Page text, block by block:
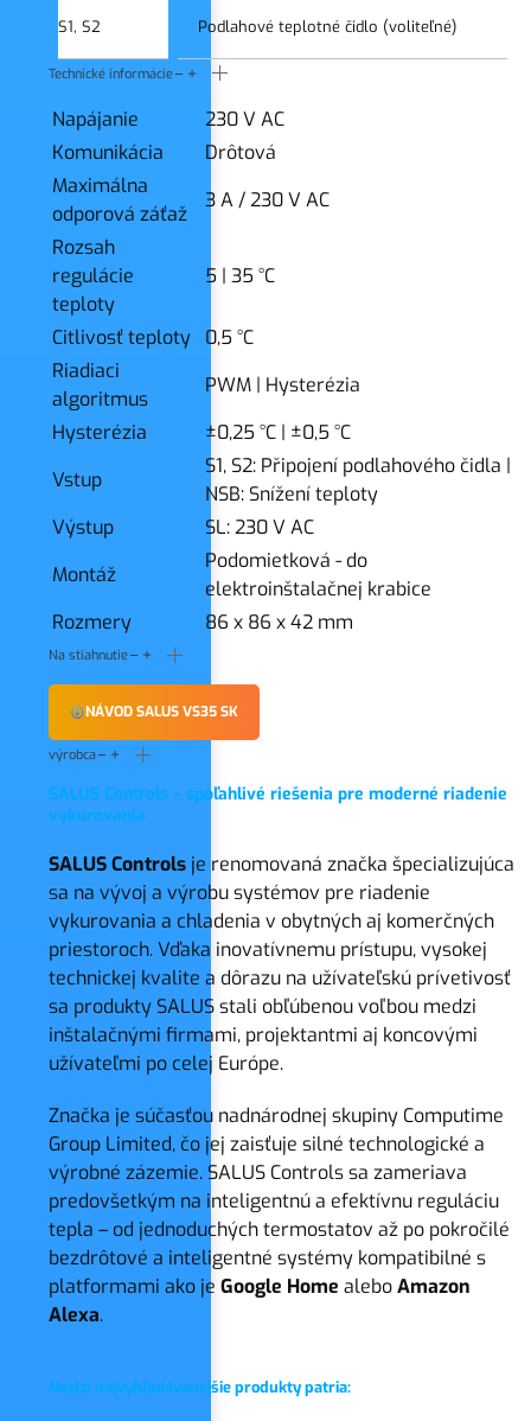
S1, S2 Podlahové teplotné čidlo (voliteľné)
Technické informácie
Napájanie
230 V AC
Komunikácia
Drôtová
Maximálna
odporová záťaž
3 A / 230 V AC
Rozsah
regulácie
teploty
5 | 35 °C
Citlivosť teploty
0,5 °C
Riadiaci
algoritmus
PWM | Hysterézia
Hysterézia
±0,25 °C | ±0,5 °C
Vstup
S1, S2: Připojení podlahového čidla |
NSB: Snížení teploty
Výstup
SL: 230 V AC
Montáž
Podomietková - do
elektroinštalačnej krabice
Rozmery
86 x 86 x 42 mm
Na stiahnutie
NÁVOD SALUS VS35 SK
výrobca
SALUS Controls – spoľahlivé riešenia pre moderné riadenie
vykurovania
SALUS Controls je renomovaná značka špecializujúca
sa na vývoj a výrobu systémov pre riadenie
vykurovania a chladenia v obytných aj komerčných
priestoroch. Vďaka inovatívnemu prístupu, vysokej
technickej kvalite a dôrazu na užívateľskú prívetivosť
sa produkty SALUS stali obľúbenou voľbou medzi
inštalačnými firmami, projektantmi aj koncovými
užívateľmi po celej Európe.
Značka je súčasťou nadnárodnej skupiny Computime
Group Limited, čo jej zaisťuje silné technologické a
výrobné zázemie. SALUS Controls sa zameriava
predovšetkým na inteligentnú a efektívnu reguláciu
tepla – od jednoduchých termostatov až po pokročilé
bezdrôtové a inteligentné systémy kompatibilné s
platformami ako jeGoogle HomealeboAmazon
Alexa.
Medzi najvyhľadávanejšie produkty patria: